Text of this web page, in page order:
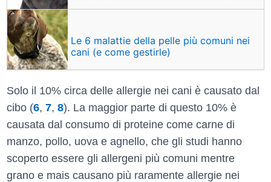
Le 6 malattie della pelle più comuni nei
cani (e come gestirle)
Solo il 10% circa delle allergie nei cani è causato dal
cibo (6, 7, 8). La maggior parte di questo 10% è
causata dal consumo di proteine come carne di
manzo, pollo, uova e agnello, che gli studi hanno
scoperto essere gli allergeni più comuni mentre
grano e mais causano più raramente allergie nei